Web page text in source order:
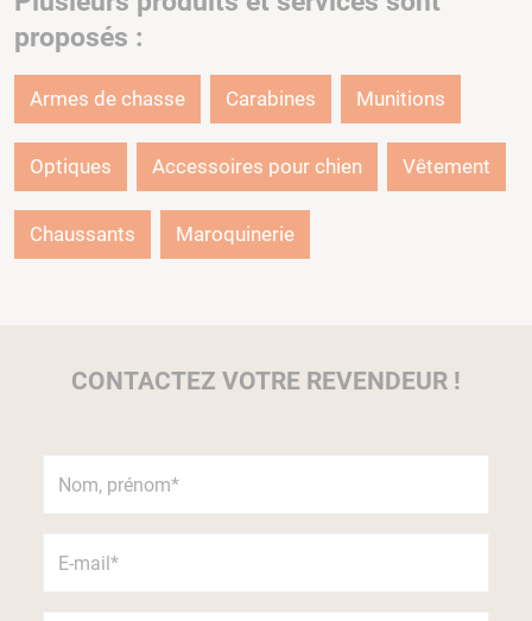
proposés :
Armes de chasse Carabines Munitions
Optiques Accessoires pour chien Vêtement
Chaussants Maroquinerie
CONTACTEZ VOTRE REVENDEUR !